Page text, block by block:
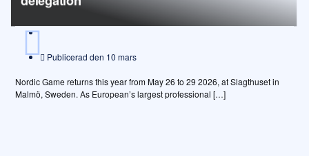
Publicerad den 10 mars
Nordic Game returns this year from May 26 to 29 2026, at Slagthuset in
Malmö, Sweden. As European’s largest professional […]